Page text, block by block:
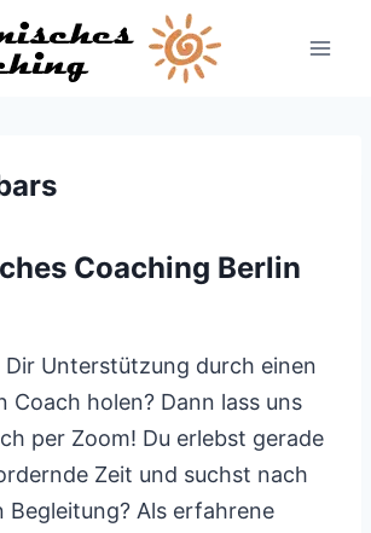
Coaching Berlin
Unterstützung durch einen
Coach holen? Dann lass uns
per Zoom! Du erlebst gerade
Zeit und suchst nach
Begleitung? Als erfahrene